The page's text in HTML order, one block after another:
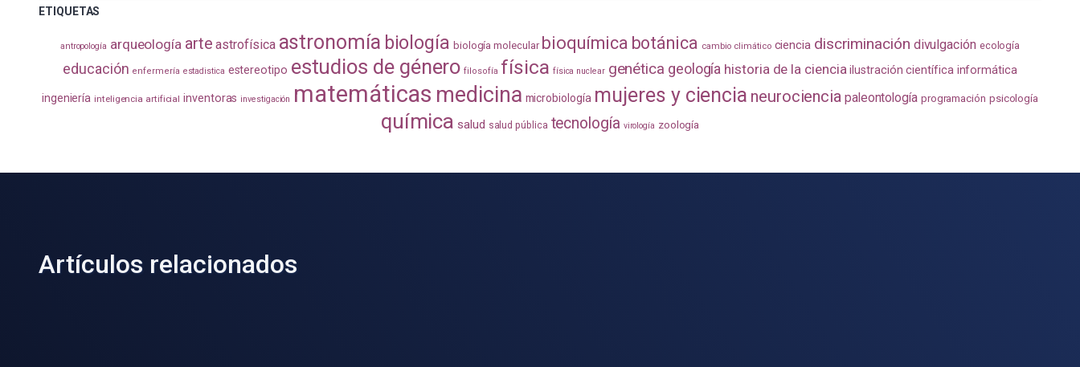
ETIQUETAS
antropología arqueología arte astrofísica astronomía biología biología molecular bioquímica botánica cambio climático ciencia discriminación divulgación ecología
educación enfermería estadistica estereotipo estudios de género filosofía física física nuclear genética geología historia de la ciencia ilustración científica informática
ingeniería inteligencia artificial inventoras investigación matemáticas medicina microbiología mujeres y ciencia neurociencia paleontología programación psicología
química salud salud pública tecnología virología zoología
Artículos relacionados